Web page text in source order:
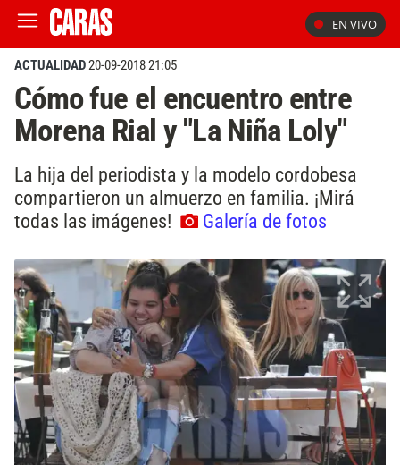
EN VIVO
ACTUALIDAD20-09-2018 21:05
Cómo fue el encuentro entre
Morena Rial y "La Niña Loly"
La hija del periodista y la modelo cordobesa
compartieron un almuerzo en familia. ¡Mirá
todas las imágenes!
Galería de fotos